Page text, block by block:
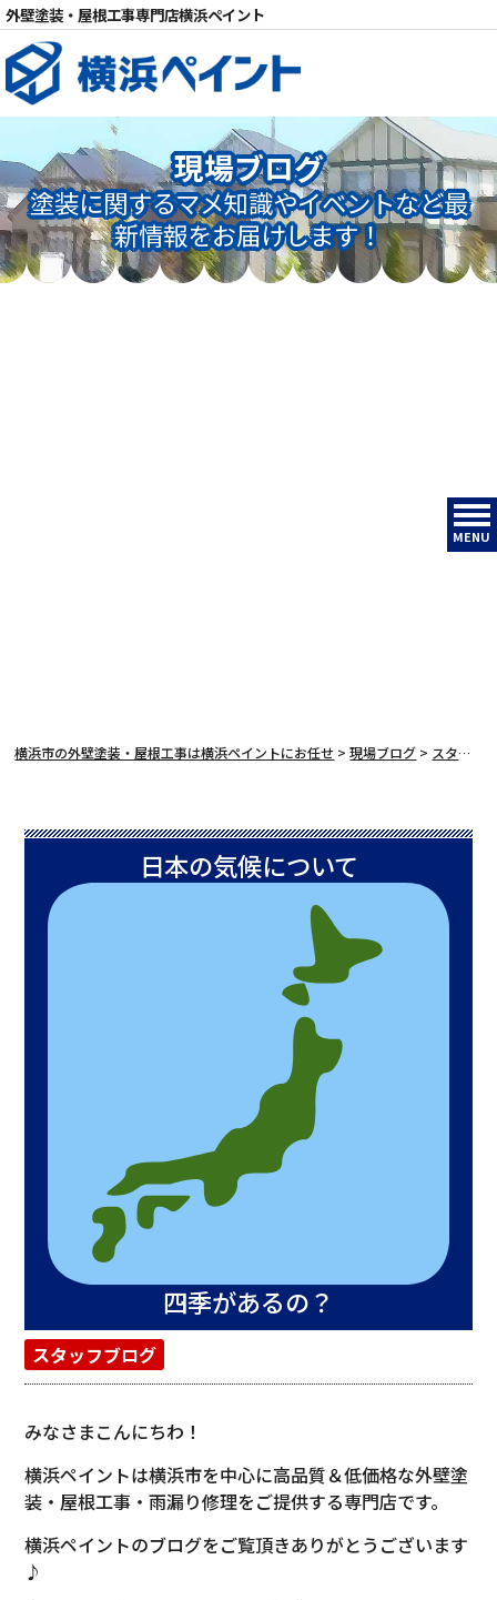
外壁塗装・屋根工事専門店横浜ペイント
電話
MENU
現場ブログ
塗装に関するマメ知識やイベントなど最
新情報をお届けします！
横浜市の外壁塗装・屋根工事は横浜ペイントにお任せ >現場ブログ > スタッフブログ
日本の気候について
四季があるの？
スタッフブログ
みなさまこんにちわ！
横浜ペイントは横浜市を中心に高品質＆低価格な外壁塗
装・屋根工事・雨漏り修理をご提供する専門店です。
横浜ペイントのブログをご覧頂きありがとうございます
♪